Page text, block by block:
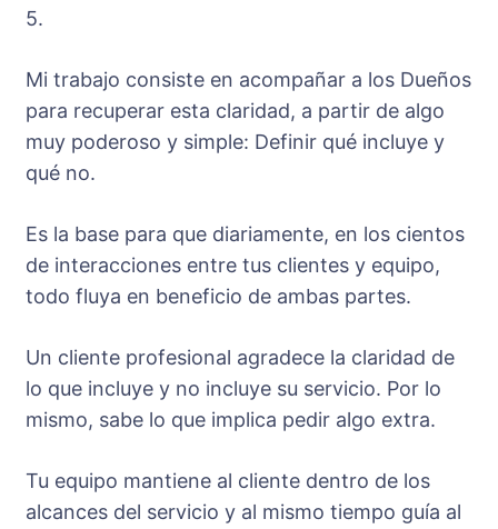
5.
Mi trabajo consiste en acompañar a los Dueños
para recuperar esta claridad, a partir de algo
muy poderoso y simple: Definir qué incluye y
qué no.
Es la base para que diariamente, en los cientos
de interacciones entre tus clientes y equipo,
todo fluya en beneficio de ambas partes.
Un cliente profesional agradece la claridad de
lo que incluye y no incluye su servicio. Por lo
mismo, sabe lo que implica pedir algo extra.
Tu equipo mantiene al cliente dentro de los
alcances del servicio y al mismo tiempo guía al